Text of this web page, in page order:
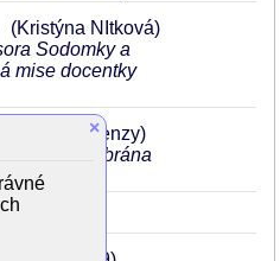
(Kristýna NItková)
Sodomky a
mise docentky
(dívka z menzy)
ale je zabrána
×